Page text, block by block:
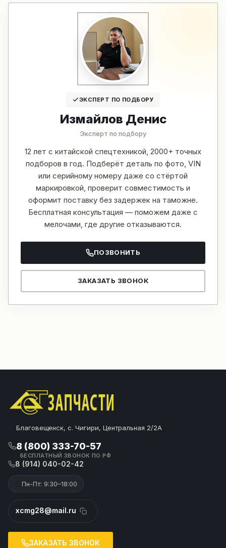
ЭКСПЕРТ ПО ПОДБОРУ
Измайлов Денис
Эксперт по подбору
12 лет с китайской спецтехникой, 2000+ точных
подборов в год. Подберёт деталь по фото, VIN
или серийному номеру даже со стёртой
маркировкой, проверит совместимость и
оформит поставку без задержек на таможне.
Бесплатная консультация — поможем даже с
мелочами, где другие отказываются.
ПОЗВОНИТЬ
ЗАКАЗАТЬ ЗВОНОК
Благовещенск, с. Чигири, Центральная 2/2А
8 (800) 333-70-57
БЕСПЛАТНЫЙ ЗВОНОК ПО РФ
8 (914) 040-02-42
Пн-Пт: 9:30–18:00
xcmg28@mail.ru
ЗАКАЗАТЬ ЗВОНОК